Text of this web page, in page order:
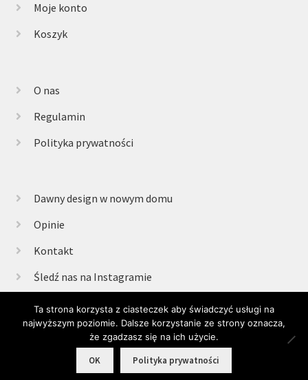
Moje konto
Koszyk
O nas
Regulamin
Polityka prywatności
Dawny design w nowym domu
Opinie
Kontakt
Śledź nas na Instagramie
© Retrogabinet 2025
Ta strona korzysta z ciasteczek aby świadczyć usługi na
najwyższym poziomie. Dalsze korzystanie ze strony oznacza,
że zgadzasz się na ich użycie.
OK Polityka prywatności